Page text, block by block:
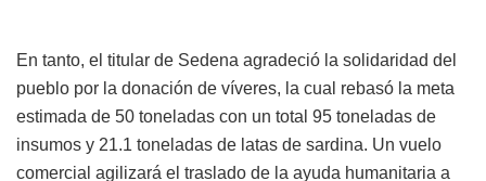
En tanto, el titular de Sedena agradeció la solidaridad del
pueblo por la donación de víveres, la cual rebasó la meta
estimada de 50 toneladas con un total 95 toneladas de
insumos y 21.1 toneladas de latas de sardina. Un vuelo
comercial agilizará el traslado de la ayuda humanitaria a